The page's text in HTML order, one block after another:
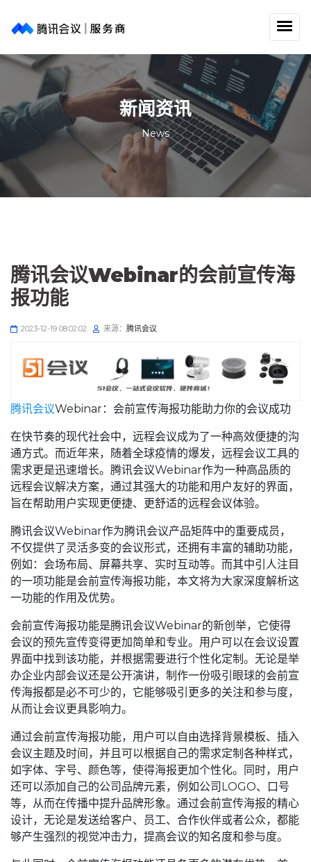
新闻资讯
News
腾讯会议Webinar的会前宣传海
报功能
2023-12-19 08:02:02 来源： 腾讯会议
腾讯会议Webinar：会前宣传海报功能助力你的会议成功
在快节奏的现代社会中，远程会议成为了一种高效便捷的沟
通方式。而近年来，随着全球疫情的爆发，远程会议工具的
需求更是迅速增长。腾讯会议Webinar作为一种高品质的
远程会议解决方案，通过其强大的功能和用户友好的界面，
旨在帮助用户实现更便捷、更舒适的远程会议体验。
腾讯会议Webinar作为腾讯会议产品矩阵中的重要成员，
不仅提供了灵活多变的会议形式，还拥有丰富的辅助功能，
例如：会场布局、屏幕共享、实时互动等。而其中引人注目
的一项功能是会前宣传海报功能，本文将为大家深度解析这
一功能的作用及优势。
会前宣传海报功能是腾讯会议Webinar的新创举，它使得
会议的预先宣传变得更加简单和专业。用户可以在会议设置
界面中找到该功能，并根据需要进行个性化定制。无论是举
办企业内部会议还是公开演讲，制作一份吸引眼球的会前宣
传海报都是必不可少的，它能够吸引更多的关注和参与度，
从而让会议更具影响力。
通过会前宣传海报功能，用户可以自由选择背景模板、插入
会议主题及时间，并且可以根据自己的需求定制各种样式，
如字体、字号、颜色等，使得海报更加个性化。同时，用户
还可以添加自己的公司品牌元素，例如公司LOGO、口号
等，从而在传播中提升品牌形象。通过会前宣传海报的精心
设计，无论是发送给客户、员工、合作伙伴或者公众，都能
够产生强烈的视觉冲击力，提高会议的知名度和参与度。